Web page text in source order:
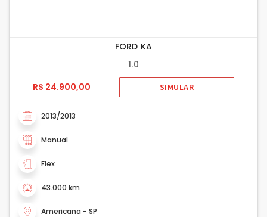
FORD KA
1.0
R$ 24.900,00
SIMULAR
2013/2013
Manual
Flex
43.000 km
Americana - SP